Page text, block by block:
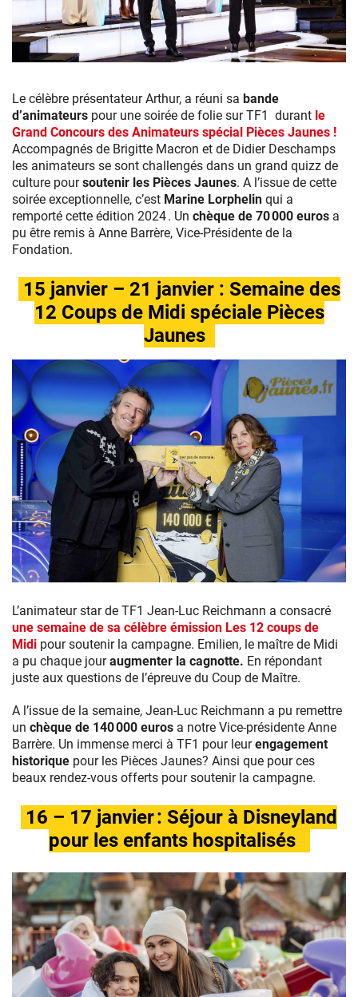
Le célèbre présentateur Arthur, a réuni sa bande
d’animateurs pour une soirée de folie sur TF1 durant le
Grand Concours des Animateurs spécial Pièces Jaunes !
Accompagnés de Brigitte Macron et de Didier Deschamps
les animateurs se sont challengés dans un grand quizz de
culture poursoutenir les Pièces Jaunes. A l’issue de cette
soirée exceptionnelle, c’est Marine Lorphelin qui a
remporté cette édition 2024 . Un chèque de 70 000 euros a
pu être remis à Anne Barrère, Vice-Présidente de la
Fondation.
15 janvier – 21 janvier : Semaine des
12 Coups de Midi spéciale Pièces
Jaunes
12
Coups
de
Midi-
Operation
JAUNES »
presentes
par
Jean-
Luc
©
Jean-
Philippe
/
PISTACHE
TV
/
TF1
La
Plaine
St
L’animateur star de TF1 Jean-Luc Reichmann a consacré
une semaine de sa célèbre émission Les 12 coups de
Midi pour soutenir la campagne. Emilien, le maître de Midi
a pu chaque jouraugmenter la cagnotte. En répondant
juste aux questions de l’épreuve du Coup de Maître.
A l’issue de la semaine, Jean-Luc Reichmann a pu remettre
un chèque de 140 000 euros a notre Vice-présidente Anne
Barrère. Un immense merci à TF1 pour leurengagement
historique pour les Pièces Jaunes? Ainsi que pour ces
beaux rendez-vous offerts pour soutenir la campagne.
16 – 17 janvier : Séjour à Disneyland
pour les enfants hospitalisés